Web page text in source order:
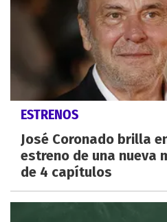
ESTRENOS
José Coronado brilla
estreno de una nueva
de 4 capítulos